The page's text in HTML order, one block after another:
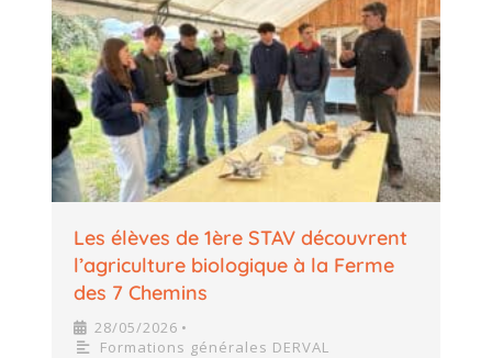
Les élèves de 1ère STAV découvrent
l’agriculture biologique à la Ferme
des 7 Chemins
28/05/2026 •
Formations générales DERVAL